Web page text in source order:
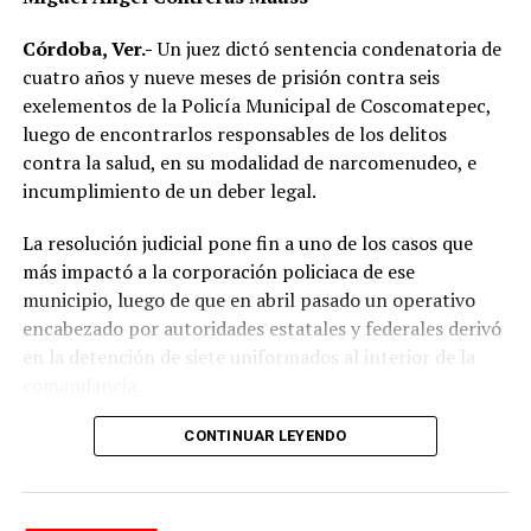
motociclistas a conducir con precaución, respetar los
límites de velocidad y aumentar la distancia de
seguridad entre vehículos, especialmente durante la
temporada de lluvias, cuando el riesgo de accidentes se
incrementa en las carreteras de la región.
La circulación en la zona se vio afectada por algunos
minutos mientras se realizaban las labores de auxilio y el
levantamiento de indicios por parte de las autoridades.
Posteriormente, el tránsito fue restablecido de manera
normal.
Córdoba, Ver.-Un juez dictó sentencia condenatoria de
cuatro años y nueve meses de prisión contra seis
exelementos de la Policía Municipal de Coscomatepec,
luego de encontrarlos responsables de los delitos
contra la salud, en su modalidad de narcomenudeo, e
incumplimiento de un deber legal.
La resolución judicial pone fin a uno de los casos que
más impactó a la corporación policiaca de ese
municipio, luego de que en abril pasado un operativo
encabezado por autoridades estatales y federales derivó
en la detención de siete uniformados al interior de la
La intervención se realizó el 10 de abril mediante un
elementos de la Secretaría de Marina (Semar) y de la
Secretaría de Seguridad Pública (SSP), quienes
CONTINUAR LEYENDO